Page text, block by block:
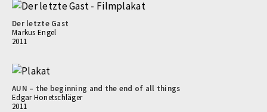
Der letzte Gast
Markus Engel
2011
AUN – the beginning and the end of all things
Edgar Honetschläger
2011